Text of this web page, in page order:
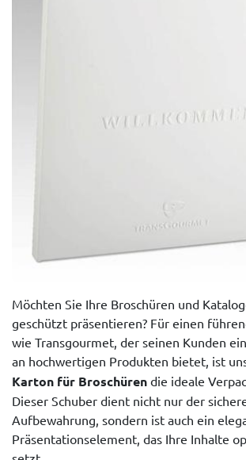
Möchten Sie Ihre Broschüren und
geschützt präsentieren? Für einen
wie Transgourmet, der seinen Kunden
an hochwertigen Produkten bietet, ist
Karton für Broschüren die ideale
Dieser Schuber dient nicht nur der
Aufbewahrung, sondern ist auch ein
Präsentationselement, das Ihre Inhalte